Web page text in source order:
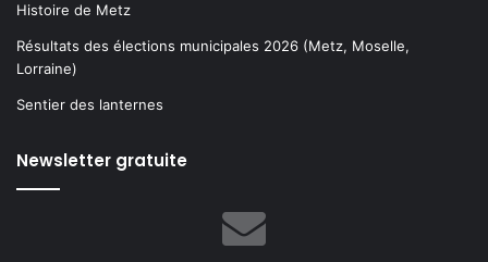
Histoire de Metz
Résultats des élections municipales 2026 (Metz, Moselle,
Lorraine)
Sentier des lanternes
Newsletter gratuite